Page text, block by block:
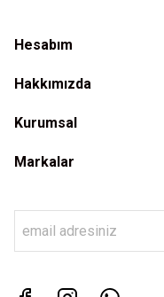
Hesabım
Hakkımızda
Kurumsal
Markalar